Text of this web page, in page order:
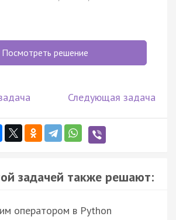
Посмотреть решение
Следующая задача
задачей также решают:
оператором в Python